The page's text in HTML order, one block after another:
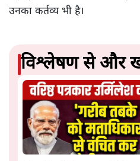
उनका कर्तव्य भी है।
विश्लेषण से और